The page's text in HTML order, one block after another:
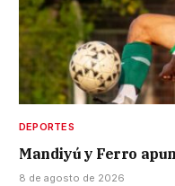
DEPORTES
Mandiyú y Ferro
8 de agosto de 2026